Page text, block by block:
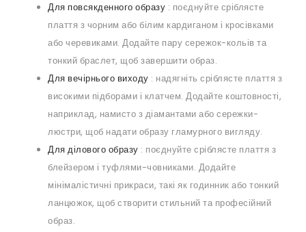
Для повсякденного образу : поєднуйте сріблясте
плаття з чорним або білим кардиганом і кросівками
або черевиками. Додайте пару сережок-кольів та
тонкий браслет, щоб завершити образ.
Для вечірнього виходу : надягніть сріблясте плаття з
високими підборами і клатчем. Додайте коштовності,
наприклад, намисто з діамантами або сережки-
люстри, щоб надати образу гламурного вигляду.
Для ділового образу : поєднуйте сріблясте плаття з
блейзером і туфлями-човниками. Додайте
мінімалістичні прикраси, такі як годинник або тонкий
ланцюжок, щоб створити стильний та професійний
образ.